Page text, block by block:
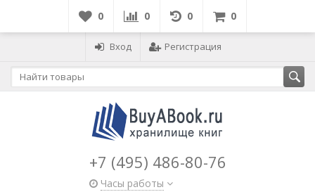
0 0 0 0
Вход Регистрация
+7 (495) 486-80-76
Часы работы